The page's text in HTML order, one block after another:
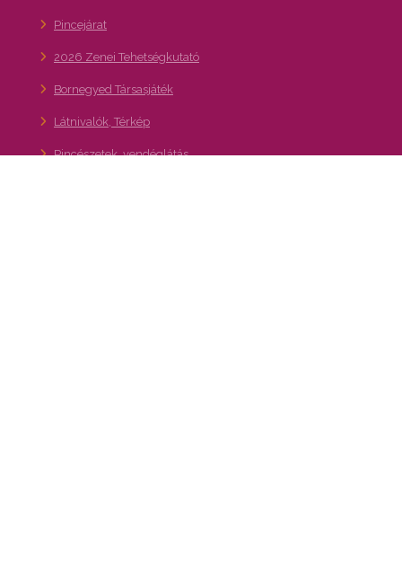
Pincejárat
2026 Zenei Tehetségkutató
Bornegyed Társasjáték
Látnivalók, Térkép
Pincészetek, vendéglátás